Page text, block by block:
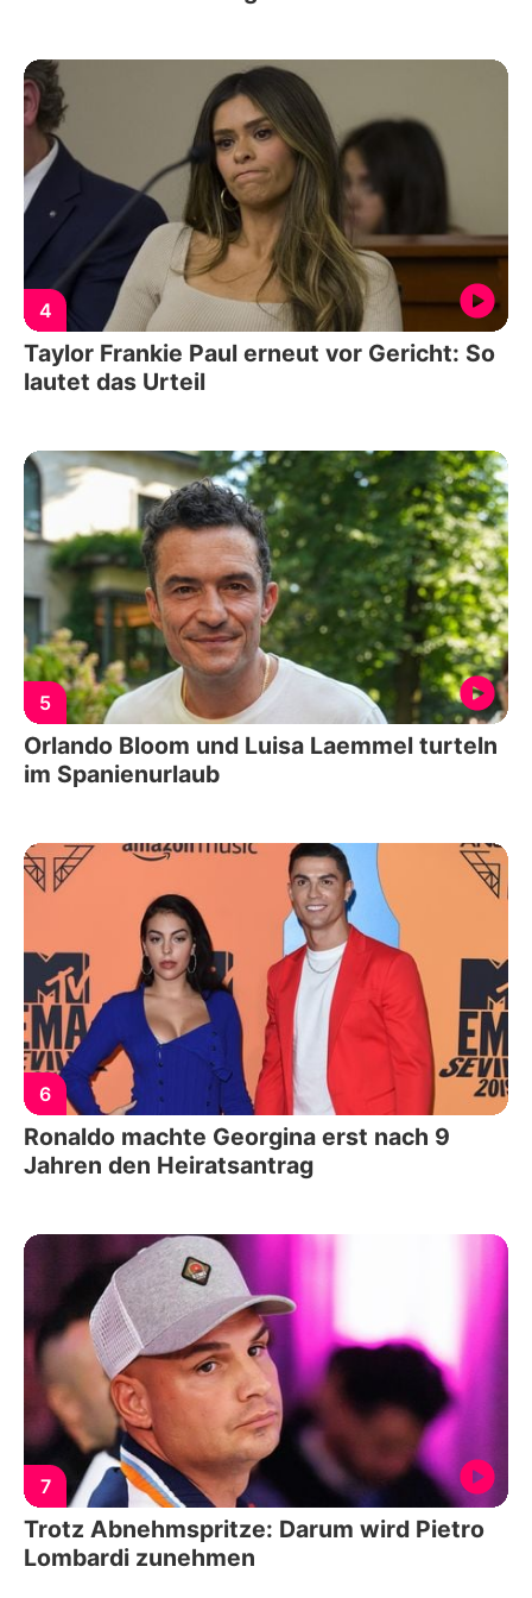
4
Taylor Frankie Paul erneut vor Gericht: So
lautet das Urteil
5
Orlando Bloom und Luisa Laemmel turteln
im Spanienurlaub
6
Ronaldo machte Georgina erst nach 9
Jahren den Heiratsantrag
7
Trotz Abnehmspritze: Darum wird Pietro
Lombardi zunehmen